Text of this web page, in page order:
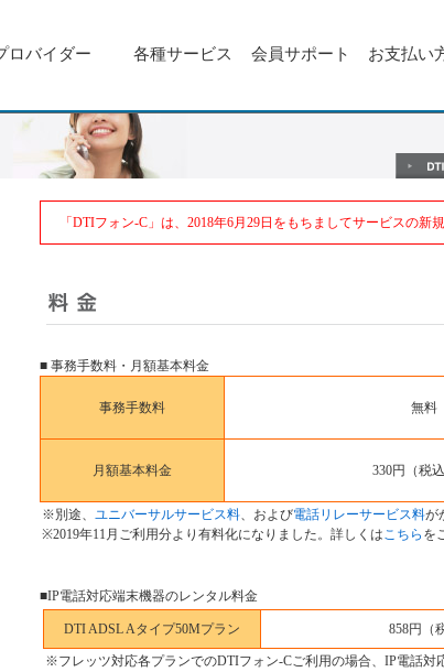
ロバイダー 各種サービス 会員サポート お支払い
「DTIフォン-C」は、2018年6月29日をもちましてサービスの新
■ 事務手数料・月額基本料金
事務手数料 無料
月額基本料金 330円（税
※別途、 ユニバーサルサービス料、および電話リレーサービス料が
※2019年11月ご利用分より有料化になりました。詳しくはこちら を
■IP電話対応端末機器のレンタル料金
DTI ADSL Aタイプ50Mプラン 858円（
※フレッツ対応各プランでのDTIフォン-Cご利用の場合、IP電話対